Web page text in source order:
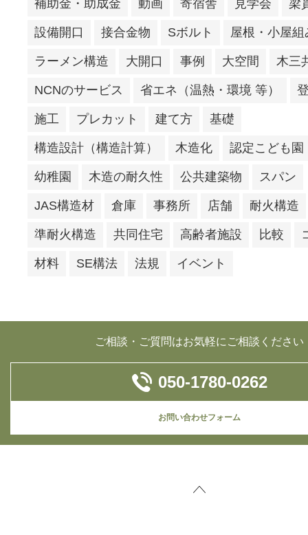
補助金・助成金 動画 寄宿舎 見学会 梁
設備開口 接合金物 Sボルト 屋根・小屋組
ラーメン構造 大開口 事例 大空間 木三
NCNのサービス 省エネ（温熱・環境 等）
施工 プレカット 建て方 基礎
構造設計（構造計算） 木造化 認定こども園
幼稚園 木造の耐久性 公共建築物 スパン
JAS構造材 倉庫 事務所 店舗 耐火構造
準耐火構造 共同住宅 高齢者施設 比較
材料 SE構法 法規 イベント
ご相談・ご質問はお気軽にご相談ください
050-1780-0262
お問い合わせフォーム